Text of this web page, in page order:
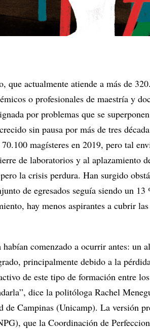
que actualmente atiende a más de
o profesionales de maestría y
por problemas que se
sin pausa por más de tres
magísteres en 2019, pero tal
de laboratorios y al aplazamiento
la crisis perdura. Han surgido
de egresados seguía siendo un
hay menos aspirantes a cubrir
comenzado a ocurrir antes: un
principalmente debido a la
de este tipo de formación entre
dice la politóloga Rachel
de Campinas (Unicamp). La versión
que la Coordinación de